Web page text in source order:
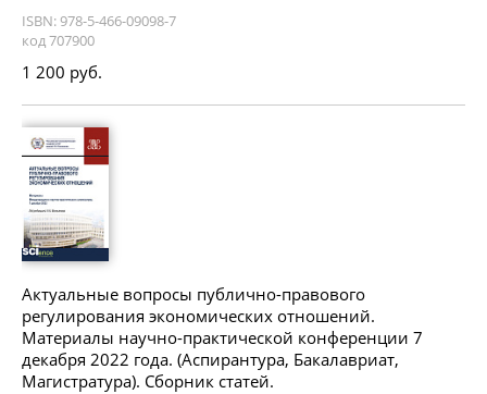
ISBN: 978-5-466-09098-7
код 707900
1 200 руб.
Актуальные вопросы публично-правового
регулирования экономических отношений.
Материалы научно-практической конференции 7
декабря 2022 года. (Аспирантура, Бакалавриат,
Магистратура). Сборник статей.